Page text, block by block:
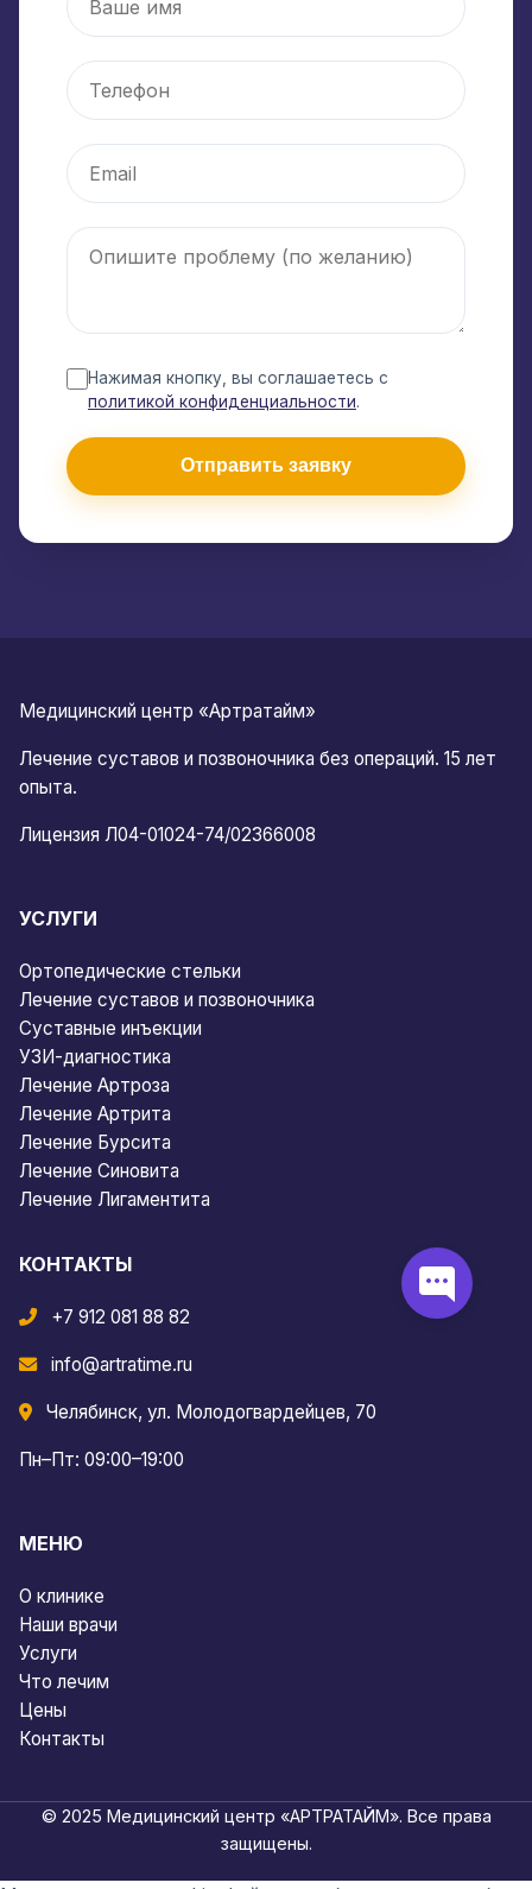
Нажимая кнопку, вы соглашаетесь с
политикой конфиденциальности.
Отправить заявку
Медицинский центр «Артратайм»
Лечение суставов и позвоночника без операций. 15 лет
опыта.
Лицензия Л04-01024-74/02366008
УСЛУГИ
Ортопедические стельки
Лечение суставов и позвоночника
Суставные инъекции
УЗИ-диагностика
Лечение Артроза
Лечение Артрита
Лечение Бурсита
Лечение Синовита
Лечение Лигаментита
КОНТАКТЫ
+7 912 081 88 82
info@artratime.ru
Челябинск, ул. Молодогвардейцев, 70
Пн–Пт: 09:00–19:00
МЕНЮ
О клинике
Наши врачи
Услуги
Что лечим
Цены
Контакты
© 2025 Медицинский центр «АРТРАТАЙМ». Все права
защищены.